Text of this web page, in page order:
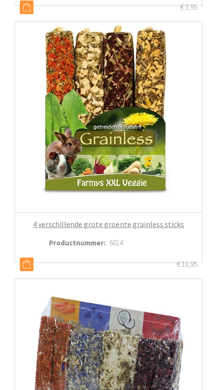
€3,95
4 verschillende grote groente grainless sticks
Productnummer: 6014
€10,95